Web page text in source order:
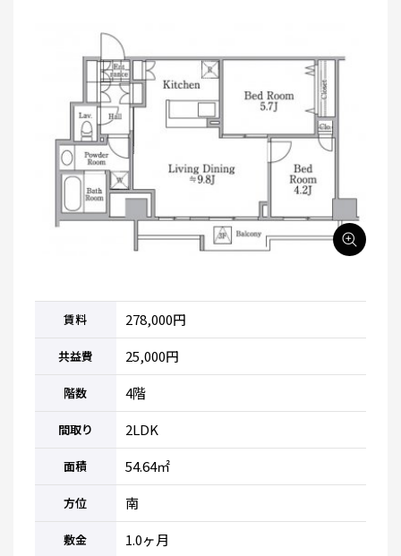
賃料 278,000円
共益費 25,000円
階数 4階
間取り 2LDK
面積 54.64㎡
方位 南
敷金 1.0ヶ月